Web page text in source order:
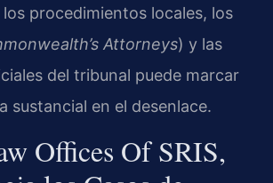
procedimientos locales, los
Attorneys) y las
del tribunal puede marcar
sustancial en el desenlace.
Offices Of SRIS,